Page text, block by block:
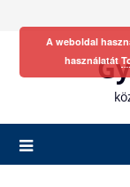
A weboldal
használatát